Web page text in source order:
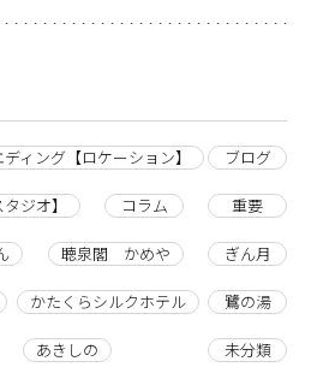
ィング【ロケーション】 ブログ
ジオ】 コラム 重要
聴泉閣 かめや ぎん月
かたくらシルクホテル 鷺の湯
あきしの 未分類